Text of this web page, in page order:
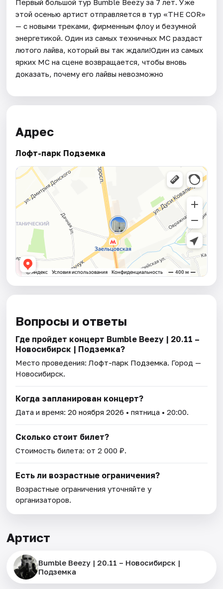
Первый большой тур Bumble Beezy за 7 лет. Уже
этой осенью артист отправляется в тур «THE COR»
— с новыми треками, фирменным флоу и безумной
энергетикой. Один из самых техничных МС раздаст
лютого лайва, который вы так ждали!Один из самых
ярких МС на сцене возвращается, чтобы вновь
доказать, почему его лайвы невозможно
Адрес
Лофт-парк Подземка
Вопросы и ответы
Где пройдет концерт Bumble Beezy | 20.11 –
Новосибирск | Подземка?
Место проведения:Лофт-парк Подземка. Город —
Новосибирск.
Когда запланирован концерт?
Дата и время:20 ноября 2026 • пятница • 20:00.
Сколько стоит билет?
Стоимость билета: от 2 000 ₽.
Есть ли возрастные ограничения?
Возрастные ограничения уточняйте у
организаторов.
Артист
Bumble Beezy | 20.11 – Новосибирск |
Подземка